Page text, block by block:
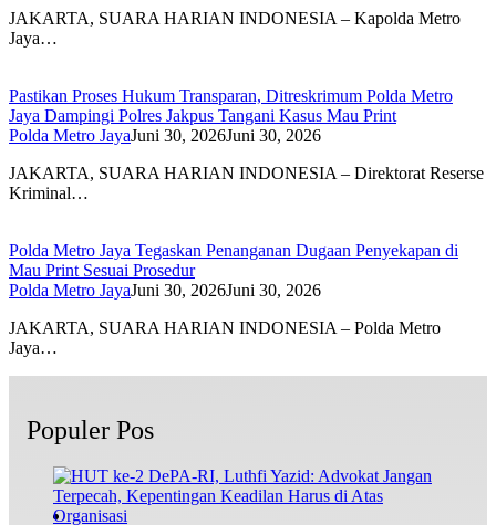
JAKARTA, SUARA HARIAN INDONESIA – Kapolda Metro
Jaya…
Pastikan Proses Hukum Transparan, Ditreskrimum Polda Metro
Jaya Dampingi Polres Jakpus Tangani Kasus Mau Print
Polda Metro JayaJuni 30, 2026Juni 30, 2026
JAKARTA, SUARA HARIAN INDONESIA – Direktorat Reserse
Kriminal…
Polda Metro Jaya Tegaskan Penanganan Dugaan Penyekapan di
Mau Print Sesuai Prosedur
Polda Metro JayaJuni 30, 2026Juni 30, 2026
JAKARTA, SUARA HARIAN INDONESIA – Polda Metro
Jaya…
Populer Pos